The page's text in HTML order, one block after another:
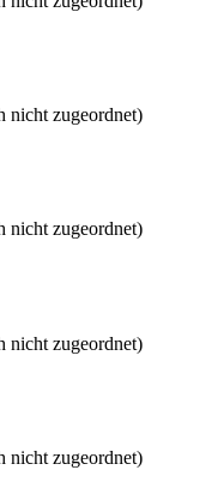
nicht zugeordnet)
nicht zugeordnet)
nicht zugeordnet)
nicht zugeordnet)